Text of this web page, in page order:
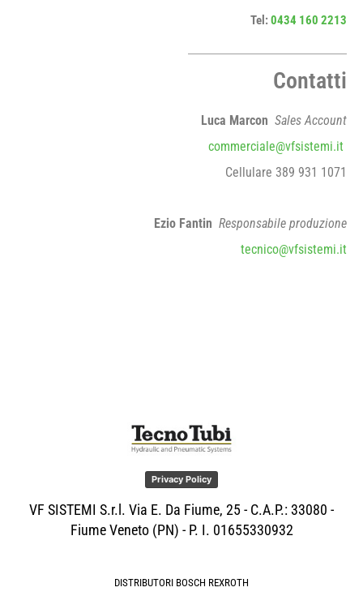
Tel:0434 160 2213
Contatti
Luca Marcon Sales Account
commerciale@vfsistemi.it
Cellulare 389 931 1071
Ezio Fantin Responsabile produzione
tecnico@vfsistemi.it
Privacy Policy
VF SISTEMI S.r.l. Via E. Da Fiume, 25 - C.A.P.: 33080 -
Fiume Veneto (PN) - P. I. 01655330932
DISTRIBUTORI BOSCH REXROTH